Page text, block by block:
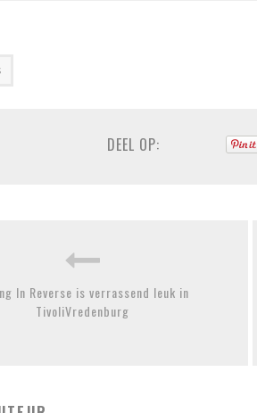
DEEL OP:
In Reverse is verrassend leuk in
TivoliVredenburg